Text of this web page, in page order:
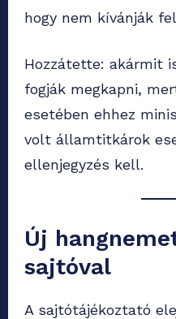
hogy nem kívánják
Hozzátette: akármit
fogják megkapni,
esetében ehhez
volt államtitkárok
ellenjegyzés kell.
Új
sajtóval
A sajtótájékoztató